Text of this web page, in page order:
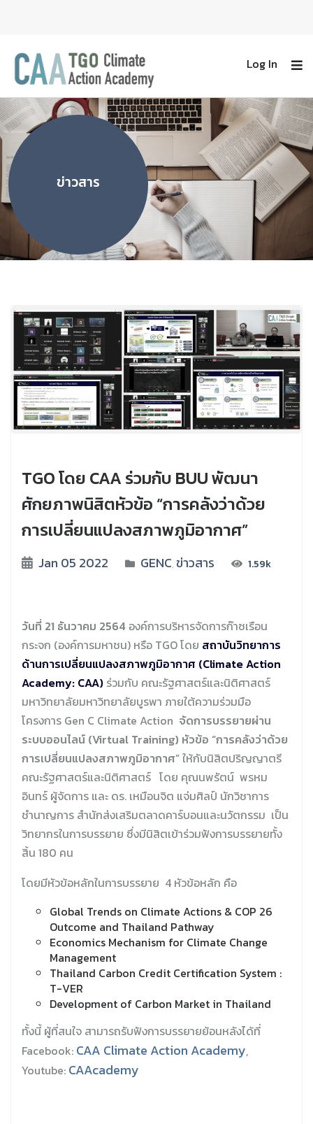
Log In
TGO โดย CAA ร่วมกับ BUU พัฒนา
ศักยภาพนิสิตหัวข้อ “การคลังว่าด้วย
การเปลี่ยนแปลงสภาพภูมิอากาศ”
Jan 05 2022 GENC, ข่าวสาร 1.59k
วันที่ 21 ธันวาคม 2564 องค์การบริหารจัดการก๊าซเรือน
กระจก (องค์การมหาชน) หรือ TGO โดย สถาบันวิทยาการ
ด้านการเปลี่ยนแปลงสภาพภูมิอากาศ (Climate Action
Academy: CAA) ร่วมกับ คณะรัฐศาสตร์และนิติศาสตร์
มหาวิทยาลัยมหาวิทยาลัยบูรพา ภายใต้ความร่วมมือ
โครงการ Gen C Climate Action จัดการบรรยายผ่าน
ระบบออนไลน์ (Virtual Training) หัวข้อ “การคลังว่าด้วย
การเปลี่ยนแปลงสภาพภูมิอากาศ”ให้กับนิสิตปริญญาตรี
คณะรัฐศาสตร์และนิติศาสตร์ โดย คุณนพรัตน์ พรหม
อินทร์ ผู้จัดการ และ ดร. เหมือนจิต แจ่มศิลป์ นักวิชาการ
ชำนาญการ สำนักส่งเสริมตลาดคาร์บอนและนวัตกรรม เป็น
วิทยากรในการบรรยาย ซึ่งมีนิสิตเข้าร่วมฟังการบรรยายทั้ง
สิ้น 180 คน
โดยมีหัวข้อหลักในการบรรยาย 4 หัวข้อหลัก คือ
Global Trends on Climate Actions & COP 26
Outcome and Thailand Pathway
Economics Mechanism for Climate Change
Management
Thailand Carbon Credit Certification System :
T-VER
Development of Carbon Market in Thailand
ทั้งนี้ ผู้ที่สนใจ สามารถรับฟังการบรรยายย้อนหลังได้ที่
Facebook: CAA Climate Action Academy,
Youtube: CAAcademy